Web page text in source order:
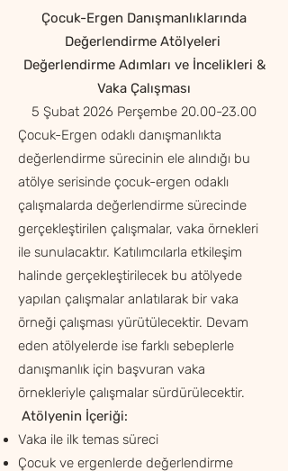
Çocuk-Ergen Danışmanlıklarında
Değerlendirme Atölyeleri
Değerlendirme Adımları ve İncelikleri &
Vaka Çalışması
5 Şubat 2026 Perşembe 20.00-23.00
Çocuk-Ergen odaklı danışmanlıkta
değerlendirme sürecinin ele alındığı bu
atölye serisinde çocuk-ergen odaklı
çalışmalarda değerlendirme sürecinde
gerçekleştirilen çalışmalar, vaka örnekleri
ile sunulacaktır. Katılımcılarla etkileşim
halinde gerçekleştirilecek bu atölyede
yapılan çalışmalar anlatılarak bir vaka
örneği çalışması yürütülecektir. Devam
eden atölyelerde ise farklı sebeplerle
danışmanlık için başvuran vaka
örnekleriyle çalışmalar sürdürülecektir.
Atölyenin İçeriği:
Vaka ile ilk temas süreci
Çocuk ve ergenlerde değerlendirme